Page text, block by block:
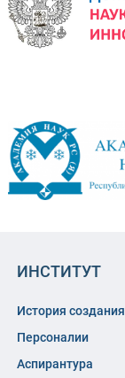
ИНСТИТУТ
История создания
Персоналии
Аспирантура